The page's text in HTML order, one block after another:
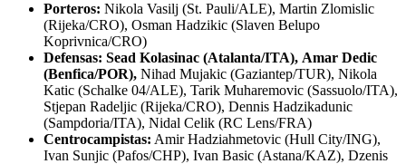
Porteros: Nikola Vasilj (St. Pauli/ALE), Martin Zlomislic
(Rijeka/CRO), Osman Hadzikic (Slaven Belupo
Koprivnica/CRO)
Defensas: Sead Kolasinac (Atalanta/ITA), Amar Dedic
(Benfica/POR), Nihad Mujakic (Gaziantep/TUR), Nikola
Katic (Schalke 04/ALE), Tarik Muharemovic (Sassuolo/ITA),
Stjepan Radeljic (Rijeka/CRO), Dennis Hadzikadunic
(Sampdoria/ITA), Nidal Celik (RC Lens/FRA)
Centrocampistas: Amir Hadziahmetovic (Hull City/ING),
Ivan Sunjic (Pafos/CHP), Ivan Basic (Astana/KAZ), Dzenis